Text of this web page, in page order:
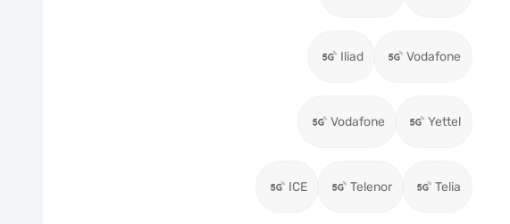
Vodafone
Iliad
Yettel
Vodafone
Telia
Telenor
ICE